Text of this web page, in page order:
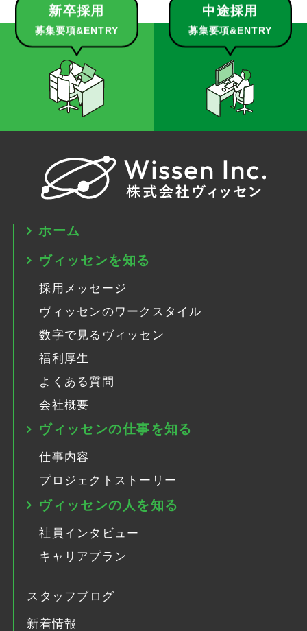
新卒採用
募集要項&ENTRY
中途採用
募集要項&ENTRY
ホーム
ヴィッセンを知る
採用メッセージ
ヴィッセンのワークスタイル
数字で見るヴィッセン
福利厚生
よくある質問
会社概要
ヴィッセンの仕事を知る
仕事内容
プロジェクトストーリー
ヴィッセンの人を知る
社員インタビュー
キャリアプラン
スタッフブログ
新着情報